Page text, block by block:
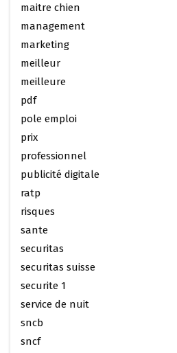
maitre chien
management
marketing
meilleur
meilleure
pdf
pole emploi
prix
professionnel
publicité digitale
ratp
risques
sante
securitas
securitas suisse
securite 1
service de nuit
sncb
sncf